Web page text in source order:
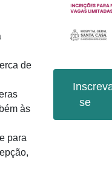
de
às
para
se